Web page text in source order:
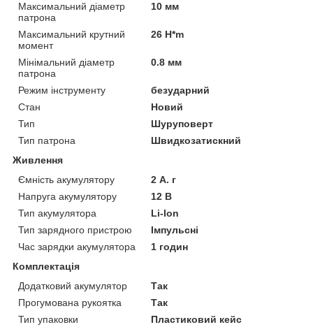
Максимальний діаметр
патрона
10 мм
Максимальний крутний
момент
26 H*m
Мінімальний діаметр
патрона
0.8 мм
Режим інструменту
безударний
Стан
Новий
Тип
Шуруповерт
Тип патрона
Швидкозатискний
Живлення
Ємність акумулятору
2 А. г
Напруга акумулятору
12 В
Тип акумулятора
Li-Ion
Тип зарядного пристрою
Імпульсні
Час зарядки акумулятора
1 годин
Комплектація
Додатковий акумулятор
Так
Прогумована рукоятка
Так
Тип упаковки
Пластиковий кейс